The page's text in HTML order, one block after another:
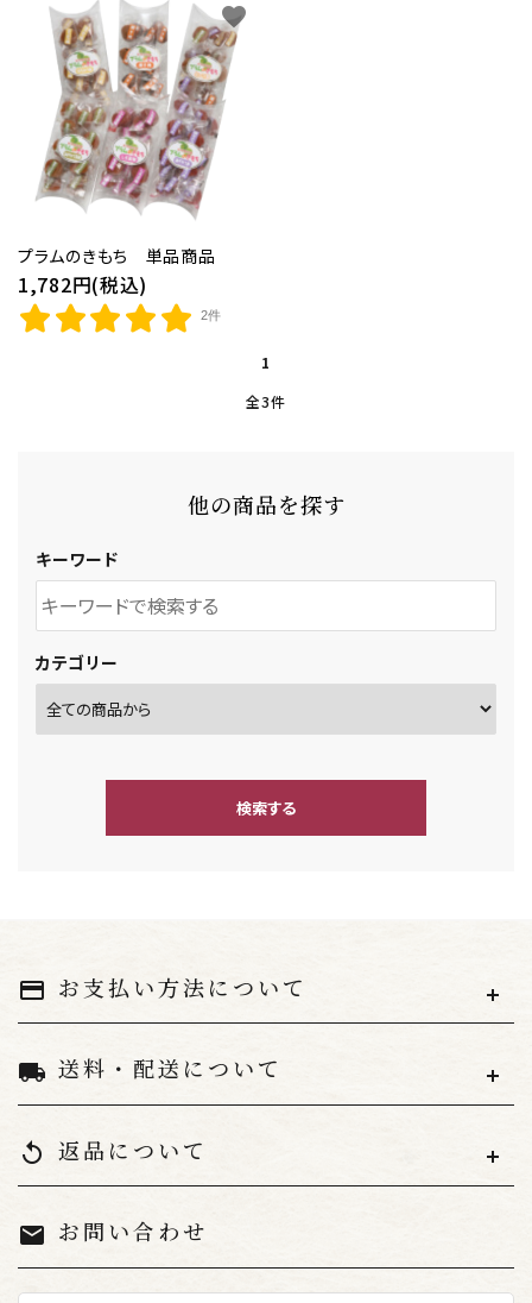
生梅(果実の梅)
ギフト
つぶれ梅・ご自宅用
紀州産野菜・特産品
ご利用ガイド
プライバシーポリシー
特定商取引法について
お問い合わせ
プラムのきもち 単品商品
1,782円(税込)
2件
favorite
1
全3件
他の商品を探す
キーワード
カテゴリー
検索する
カテゴリー
payment お支払い方法について
local_shipping 送料・配送について
replay 返品について
mail お問い合わせ